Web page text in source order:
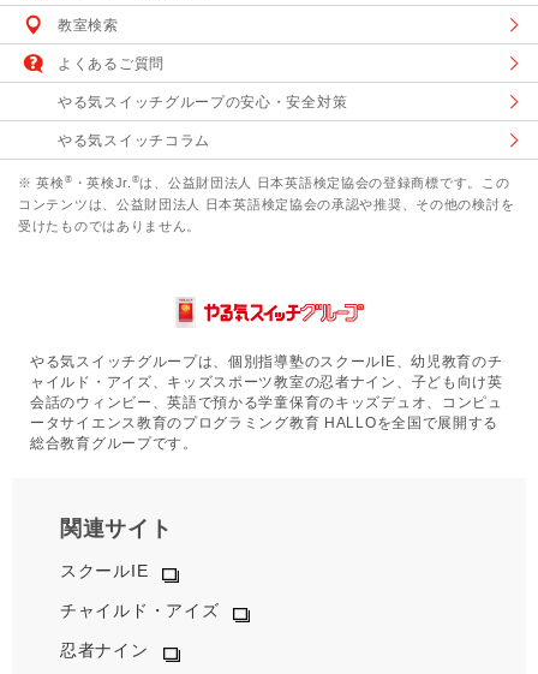
教室検索
よくあるご質問
やる気スイッチグループの安心・安全対策
やる気スイッチコラム
※ 英検 ® ・英検Jr. ®は、公益財団法人 日本英語検定協会の登録商標です。この
コンテンツは、公益財団法人 日本英語検定協会の承認や推奨、その他の検討を
受けたものではありません。
やる気スイッチグループは、個別指導塾のスクールIE、幼児教育のチ
ャイルド・アイズ、キッズスポーツ教室の忍者ナイン、子ども向け英
会話のウィンビー、英語で預かる学童保育のキッズデュオ、コンピュ
ータサイエンス教育のプログラミング教育 HALLOを全国で展開する
総合教育グループです。
関連サイト
スクールIE
チャイルド・アイズ
忍者ナイン